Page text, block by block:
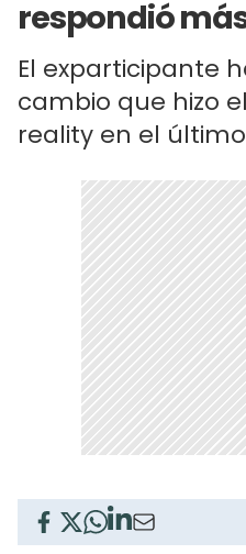
respondió
El exparticipante
cambio que hizo
reality en el